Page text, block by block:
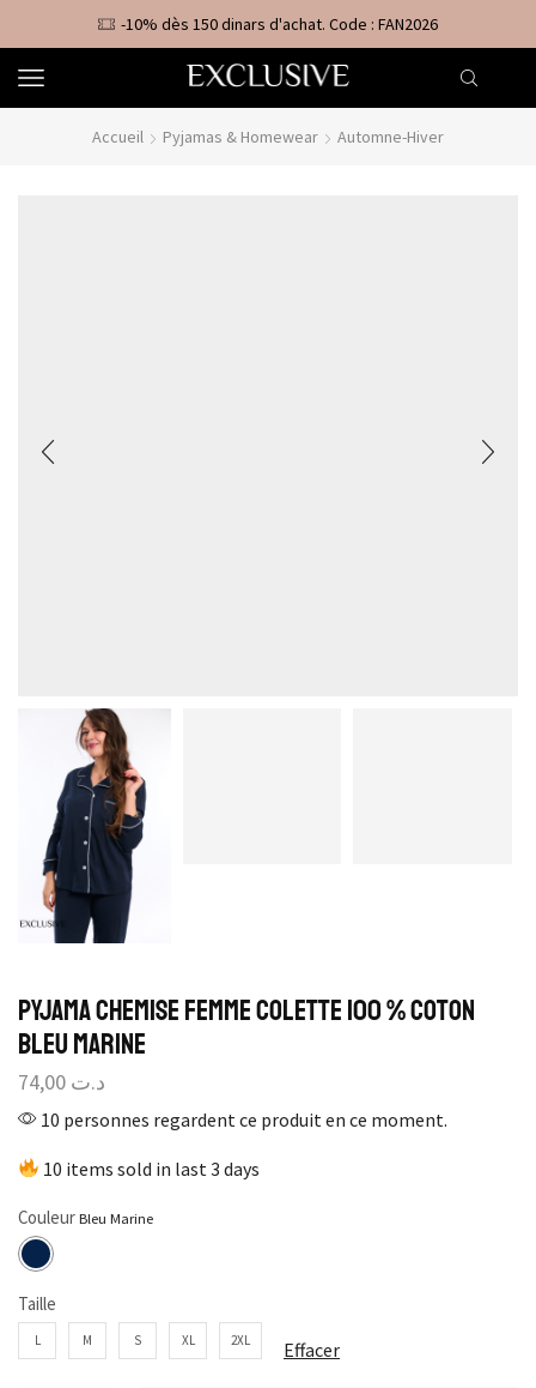
-10% dès 150 dinars d'achat. Code : FAN2026
Accueil Pyjamas & Homewear Automne-Hiver
Pyjama Chemise Femme Colette 100 % Coton
Bleu Marine
د.ت
10 personnes regardent ce produit en ce moment.
10 items sold in last 3 days
Couleur
Taille
L M S XL 2XL Effacer